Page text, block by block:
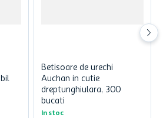
Betisoare de urechi
Auchan in cutie
dreptunghiulara, 300
bucati
In stoc